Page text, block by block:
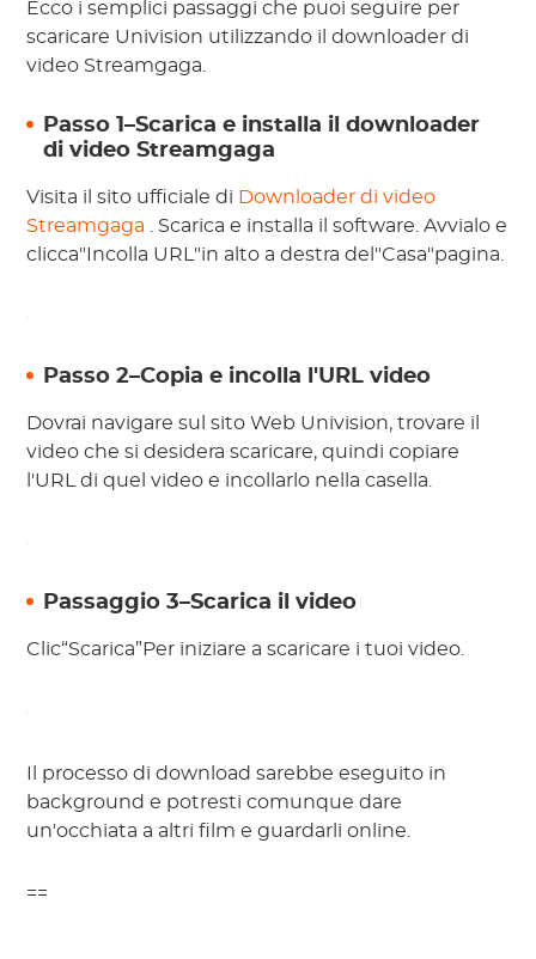
Ecco i semplici passaggi che puoi seguire per
scaricare Univision utilizzando il downloader di
video Streamgaga.
Passo 1–Scarica e installa il downloader
di video Streamgaga
Visita il sito ufficiale di Downloader di video
Streamgaga
. Scarica e installa il software. Avvialo e
clicca"Incolla URL"in alto a destra del"Casa"pagina.
Passo 2–Copia e incolla l'URL video
Dovrai navigare sul sito Web Univision, trovare il
video che si desidera scaricare, quindi copiare
l'URL di quel video e incollarlo nella casella.
Passaggio 3–Scarica il video
Clic“Scarica”Per iniziare a scaricare i tuoi video.
Il processo di download sarebbe eseguito in
background e potresti comunque dare
un'occhiata a altri film e guardarli online.
==